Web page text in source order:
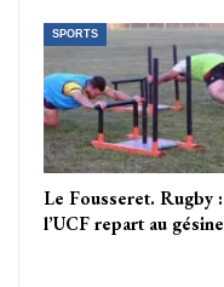
SPORTS
Le Fousseret. Rugby :
l’UCF repart au gésine